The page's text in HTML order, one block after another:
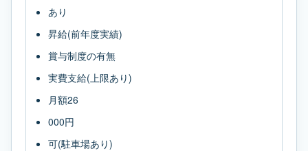
あり
昇給(前年度実績)
賞与制度の有無
実費支給(上限あり)
月額26
000円
可(駐車場あり)